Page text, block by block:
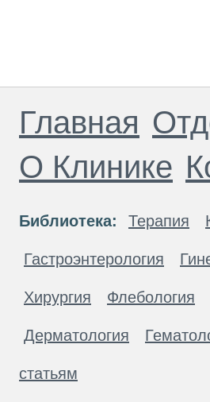
Главная
О Клинике
Библиотека: Терапия
Гастроэнтерология
Хирургия Флебология
Дерматология
статьям